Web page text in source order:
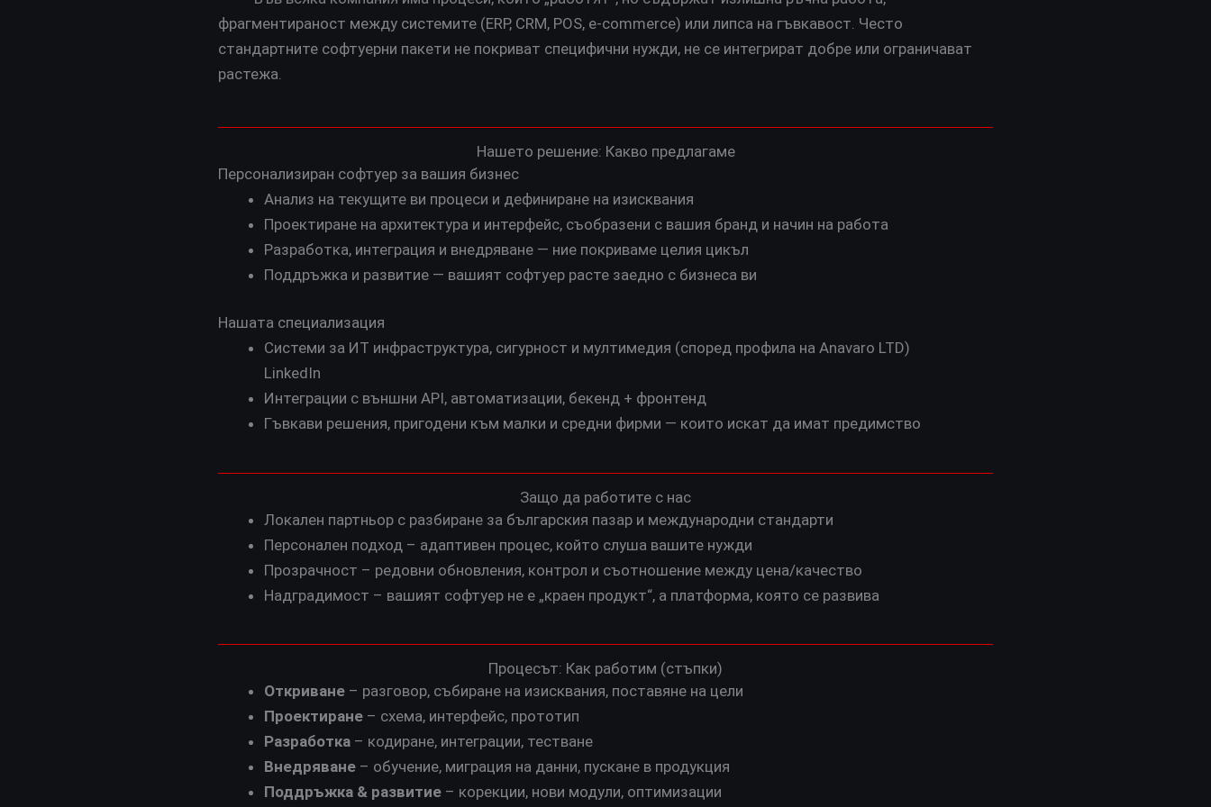
Персонализиран софтуер –
вашият бизнес, но с
Ние създаваме софтуер, който се адаптира към вас, а не вие
фрагментираност между системите (ERP, CRM, POS, e-commerce) или липса на гъвкавост. Често
стандартните софтуерни пакети не покриват специфични нужди, не се интегрират добре или ограничават
растежа.
Нашето решение: Какво предлагаме
Персонализиран софтуер за вашия бизнес
Анализ на текущите ви процеси и дефиниране на изисквания
Проектиране на архитектура и интерфейс, съобразени с вашия бранд и начин на работа
Разработка, интеграция и внедряване — ние покриваме целия цикъл
Поддръжка и развитие — вашият софтуер расте заедно с бизнеса ви
Нашата специализация
Системи за ИТ инфраструктура, сигурност и мултимедия (според профила на Anavaro LTD)
LinkedIn
Интеграции с външни API, автоматизации, бекенд + фронтенд
Гъвкави решения, пригодени към малки и средни фирми — които искат да имат предимство
Защо да работите с нас
Локален партньор с разбиране за българския пазар и международни стандарти
Персонален подход – адаптивен процес, който слуша вашите нужди
Прозрачност – редовни обновления, контрол и съотношение между цена/качество
Надградимост – вашият софтуер не е „краен продукт“, а платформа, която се развива
Процесът: Как работим (стъпки)
Откриване– разговор, събиране на изисквания, поставяне на цели
Проектиране– схема, интерфейс, прототип
Разработка– кодиране, интеграции, тестване
Внедряване– обучение, миграция на данни, пускане в продукция
Поддръжка & развитие– корекции, нови модули, оптимизации